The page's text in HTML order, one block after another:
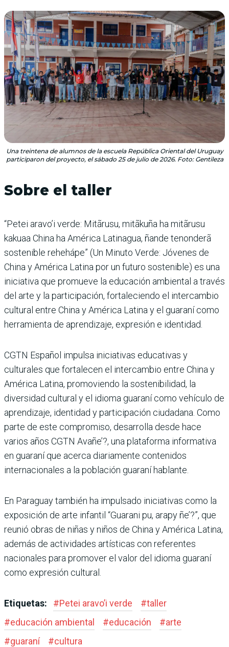
Una treintena de alumnos de la escuela República Oriental del Uruguay
participaron del proyecto, el sábado 25 de julio de 2026. Foto: Gentileza
Sobre el taller
“Petei aravo’i verde: Mitãrusu, mitãkuña ha mitãrusu
kakuaa China ha América Latinagua, ñande tenonderã
sostenible rehehápe” (Un Minuto Verde: Jóvenes de
China y América Latina por un futuro sostenible) es una
iniciativa que promueve la educación ambiental a través
del arte y la participación, fortaleciendo el intercambio
cultural entre China y América Latina y el guaraní como
herramienta de aprendizaje, expresión e identidad.
CGTN Español impulsa iniciativas educativas y
culturales que fortalecen el intercambio entre China y
América Latina, promoviendo la sostenibilidad, la
diversidad cultural y el idioma guaraní como vehículo de
aprendizaje, identidad y participación ciudadana. Como
parte de este compromiso, desarrolla desde hace
varios años CGTN Avañe’?, una plataforma informativa
en guaraní que acerca diariamente contenidos
internacionales a la población guaraní hablante.
En Paraguay también ha impulsado iniciativas como la
exposición de arte infantil “Guarani pu, arapy ñe’?”, que
reunió obras de niñas y niños de China y América Latina,
además de actividades artísticas con referentes
nacionales para promover el valor del idioma guaraní
como expresión cultural.
Etiquetas: #Petei aravo’i verde #taller
#educación ambiental #educación #arte
#guaraní #cultura